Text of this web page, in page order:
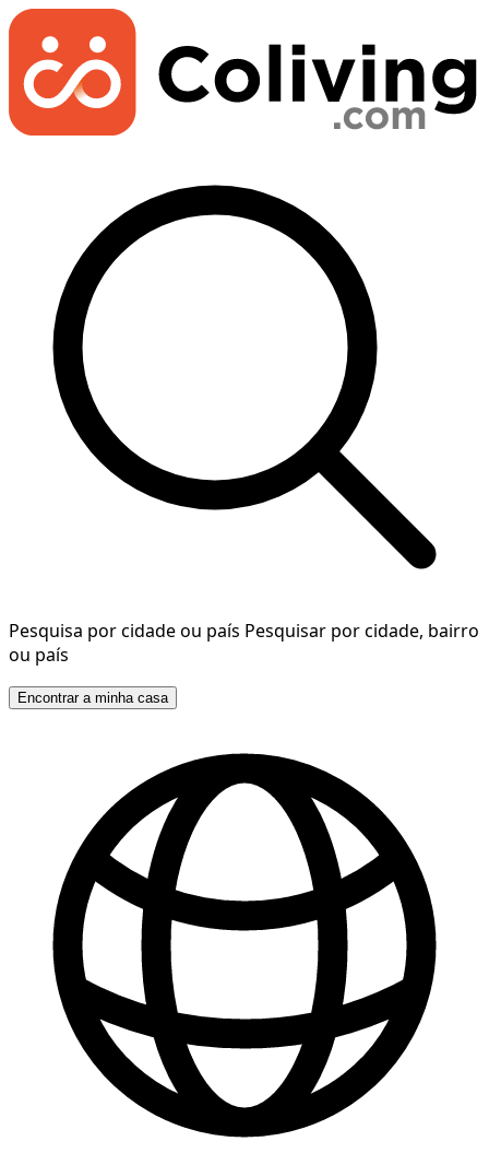
Pesquisa por cidade ou país Pesquisar por cidade, bairro
ou país
Encontrar a minha casa